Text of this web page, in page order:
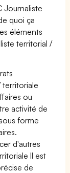
Journaliste
quoi ça
éléments
territorial /
territoriale
ou
activité de
forme
d'autres
Il est
de